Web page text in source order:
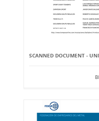
SCANNED DOCUMENT -